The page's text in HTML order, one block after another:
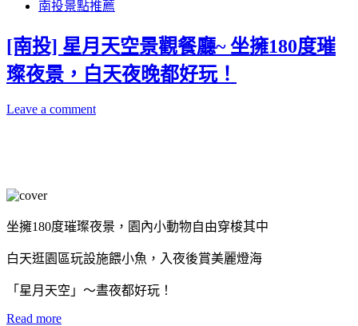
南投景點推薦
[南投] 星月天空景觀餐廳~ 坐擁180度璀
璨夜景，白天夜晚都好玩！
Leave a comment
坐擁180度璀璨夜景，園內小動物自由穿梭其中
白天逛園區玩設施餵小魚，入夜後賞美麗燈海
「星月天空」～晝夜都好玩！
Read more